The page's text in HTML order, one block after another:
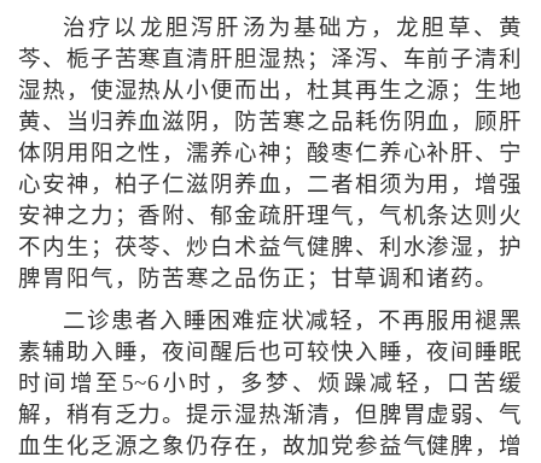
治疗以龙胆泻肝汤为基础方，龙胆草、黄
芩、栀子苦寒直清肝胆湿热；泽泻、车前子清利
湿热，使湿热从小便而出，杜其再生之源；生地
黄、当归养血滋阴，防苦寒之品耗伤阴血，顾肝
体阴用阳之性，濡养心神；酸枣仁养心补肝、宁
心安神，柏子仁滋阴养血，二者相须为用，增强
安神之力；香附、郁金疏肝理气，气机条达则火
不内生；茯苓、炒白术益气健脾、利水渗湿，护
脾胃阳气，防苦寒之品伤正；甘草调和诸药。
二诊患者入睡困难症状减轻，不再服用褪黑
素辅助入睡，夜间醒后也可较快入睡，夜间睡眠
时间增至5~6小时，多梦、烦躁减轻，口苦缓
解，稍有乏力。提示湿热渐清，但脾胃虚弱、气
血生化乏源之象仍存在，故加党参益气健脾，增